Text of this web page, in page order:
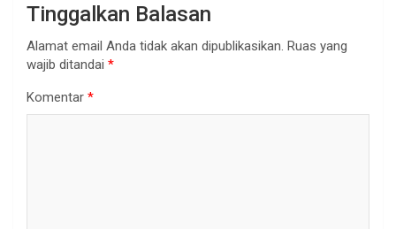
Tinggalkan Balasan
Alamat email Anda tidak akan dipublikasikan. Ruas yang
wajib ditandai *
Komentar *